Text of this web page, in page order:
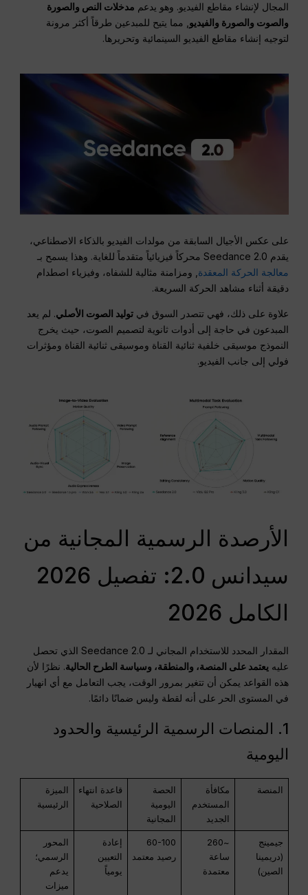
المجال لإنشاء مقاطع الفيديو. وهو يدعم مدخلات النص والصورة
والصوت والصورة والفيديو , مما يتيح للمبدعين طرقاً أكثر مرونة
لتوجيه إنشاء مقاطع الفيديو السينمائية وتحريرها.
على عكس الأجيال السابقة من مولدات الفيديو بالذكاء الاصطناعي،
يقدم Seedance 2.0 محركاً فيزيائياً متقدماً للغاية. وهذا يسمح بـ
معالجة الحركة المعقدة , ومزامنة مثالية للشفاه، وفيزياء اصطدام
دقيقة أثناء مشاهد الحركة السريعة.
علاوة على ذلك، فهي تتصدر السوق فيتوليد الصوت الأصلي. لم يعد
المبدعون في حاجة إلى أدوات ثانوية لتصميم الصوت، حيث يخرج
النموذج موسيقى خلفية ثنائية القناة وموسيقى ثنائية القناة ومؤثرات
فولي إلى جانب الفيديو.
الأرصدة الرسمية المجانية من
سيدانس 2.0: تفصيل 2026
الكامل 2026
المقدار المحدد للاستخدام المجاني لـ Seedance 2.0 الذي تحصل
عليه يعتمد على المنصة، والمنطقة، وسياسة الطرح الحالية. نظرًا لأن
هذه القواعد يمكن أن تتغير بمرور الوقت، يجب التعامل مع أي انهيار
في المستوى الحر على أنه لقطة وليس ضمانًا دائمًا.
1. المنصات الرسمية الرئيسية والحدود
اليومية
المنصة
مكافأة
المستخدم
الجديد
الحصة
اليومية
المجانية
قاعدة انتهاء
الصلاحية
الميزة
الرئيسية
جيمينج
(دريمينا
الصين)
~260
ساعة
معتمدة
60-100
رصيد معتمد
إعادة
التعيين
يومياً
المحور
الرسمي؛
يدعم
ميزات